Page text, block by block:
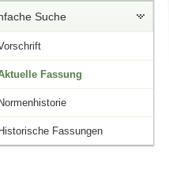
Suche
Fassung
Normenhistorie
Historische Fassungen